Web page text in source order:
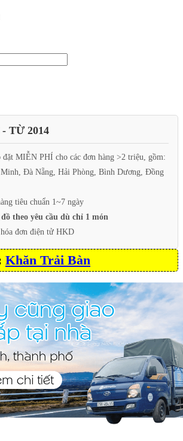
TỪ 2014
đặt MIỄN PHÍ cho các đơn hàng >2 triệu, gồm:
Đà Nẵng, Hải Phòng, Bình Dương, Đồng
tiêu chuẩn 1~7 ngày
theo yêu cầu dù chỉ 1 món
đơn điện tử HKD
Khăn Trải Bàn